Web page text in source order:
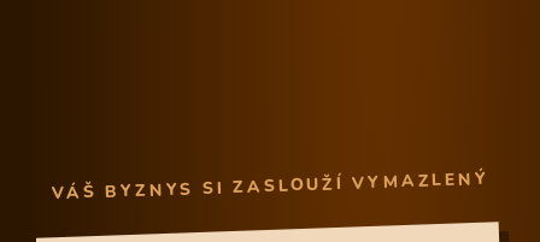
VÁŠ BYZNYS SI ZASLOUŽÍ VYMAZLENÝ